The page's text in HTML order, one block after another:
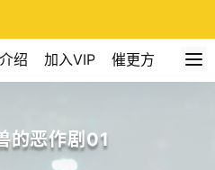
绍 加入VIP 催更方式
的恶作剧01